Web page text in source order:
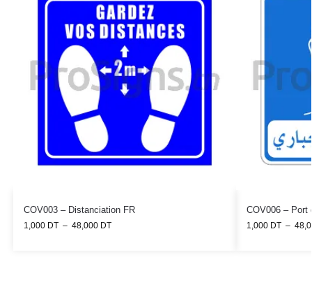
COV003 – Distanciation FR
1,000 DT – 48,000 DT
COV006 – Port
1,000 DT –